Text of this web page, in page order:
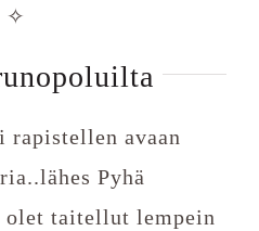
✧
rapistellen avaan
Pyhä
taitellut lempein